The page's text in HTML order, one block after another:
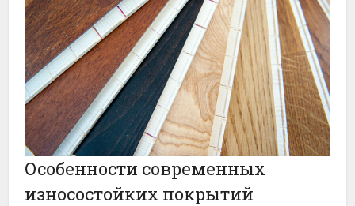
Особенности современных
износостойких покрытий